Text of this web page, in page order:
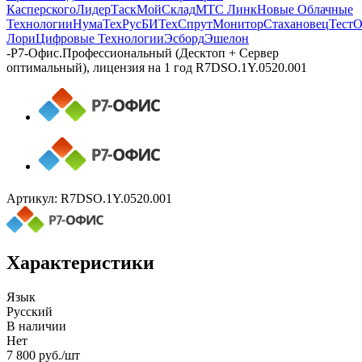
КасперскогоЛидерТаскМойСкладМТС ЛинкНовые Облачные
ТехнологииНумаТехРусБИТехСпрутМониторСтахановец
ЛориЦифровые ТехнологииЭсбордЭшелон
-Р7-Офис.Профессиональный (Десктоп + Сервер
оптимальный), лицензия на 1 год R7DSO.1Y.0520.001
Артикул: R7DSO.1Y.0520.001
Характеристики
Язык
Русский
В наличии
Нет
7 800 руб./шт